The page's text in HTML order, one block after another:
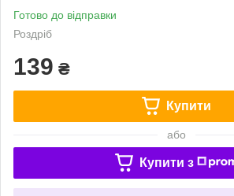
Готово до відправки
Роздріб
139 ₴
Купити
або
Купити з